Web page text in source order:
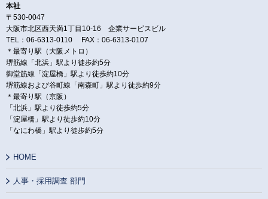
本社
〒530-0047
大阪市北区西天満1丁目10-16 企業サービスビル
TEL：06-6313-0110 FAX：06-6313-0107
＊最寄り駅（大阪メトロ）
堺筋線「北浜」駅より徒歩約5分
御堂筋線「淀屋橋」駅より徒歩約10分
堺筋線および谷町線「南森町」駅より徒歩約9分
＊最寄り駅（京阪）
「北浜」駅より徒歩約5分
「淀屋橋」駅より徒歩約10分
「なにわ橋」駅より徒歩約5分
HOME
人事・採用調査 部門